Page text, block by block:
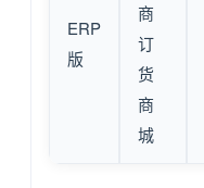
ERP
版
商
订
货
商
城